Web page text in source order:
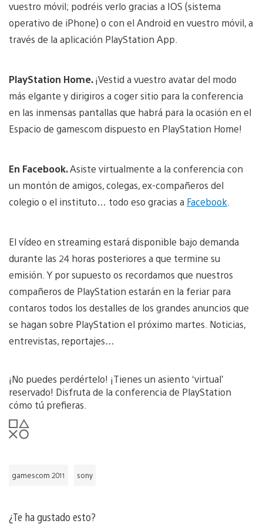
vuestro móvil; podréis verlo gracias a IOS (sistema
operativo de iPhone) o con el Android en vuestro móvil, a
través de la aplicación PlayStation App.
PlayStation Home.¡Vestid a vuestro avatar del modo
más elgante y dirigiros a coger sitio para la conferencia
en las inmensas pantallas que habrá para la ocasión en el
Espacio de gamescom dispuesto en PlayStation Home!
En Facebook.Asiste virtualmente a la conferencia con
un montón de amigos, colegas, ex-compañeros del
colegio o el instituto… todo eso gracias a Facebook
El vídeo en streaming estará disponible bajo demanda
durante las 24 horas posteriores a que termine su
emisión. Y por supuesto os recordamos que nuestros
compañeros de PlayStation estarán en la feriar para
contaros todos los destalles de los grandes anuncios que
se hagan sobre PlayStation el próximo martes. Noticias,
entrevistas, reportajes…
¡No puedes perdértelo! ¡Tienes un asiento ‘virtual’
reservado! Disfruta de la conferencia de PlayStation
cómo tú prefieras.
gamescom 2011 sony
¿Te ha gustado esto?